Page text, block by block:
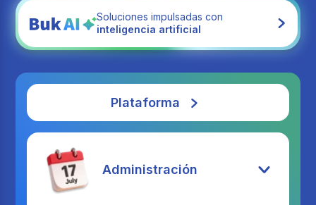
Soluciones impulsadas con
inteligencia artificial
Plataforma
Administración